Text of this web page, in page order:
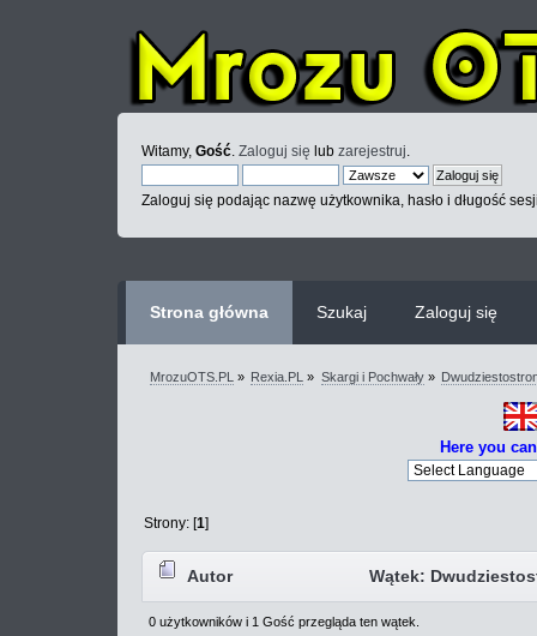
Witamy, Gość Zaloguj się lub zarejestruj
Zaloguj się podając nazwę użytkownika, hasło i długość
Strona główna Szukaj Zaloguj się
MrozuOTS.PL » Rexia.PL » Skargi i Pochwały»
Here you
Strony: [1]
Autor Wątek:
razy)
0 użytkowników i 1 Gość przegląda ten wątek.